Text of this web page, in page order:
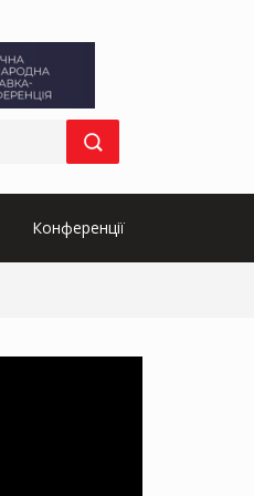
Конференції